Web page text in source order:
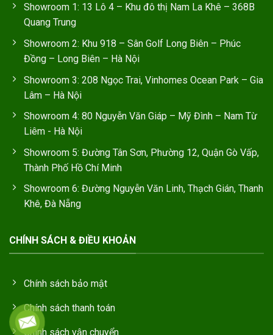
Showroom 1: 13 Lô 4 – Khu đô thị Nam La Khê – 368B
Quang Trung
Showroom 2: Khu 918 – Sân Golf Long Biên – Phúc
Đồng – Long Biên – Hà Nội
Showroom 3: 208 Ngọc Trai, Vinhomes Ocean Park – Gia
Lâm – Hà Nội
Showroom 4: 80 Nguyễn Văn Giáp – Mỹ Đình – Nam Từ
Liêm - Hà Nội
Showroom 5: Đường Tân Sơn, Phường 12, Quận Gò Vấp,
Thành Phố Hồ Chí Minh
Showroom 6: Đường Nguyễn Văn Linh, Thạch Gián, Thanh
Khê, Đà Nẵng
CHÍNH SÁCH & ĐIỀU KHOẢN
Chính sách bảo mật
Chính sách thanh toán
Chính sách vận chuyển